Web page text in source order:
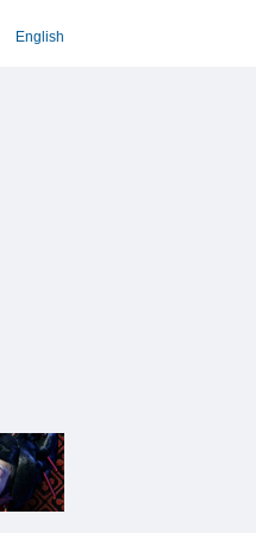
English